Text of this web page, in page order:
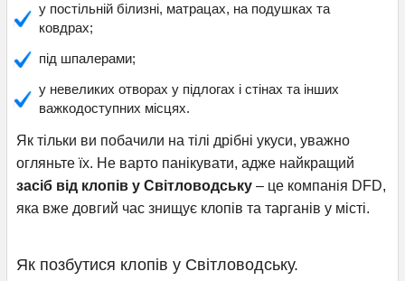
у постільній білизні, матрацах, на подушках та
ковдрах;
під шпалерами;
у невеликих отворах у підлогах і стінах та інших
важкодоступних місцях.
Як тільки ви побачили на тілі дрібні укуси, уважно
огляньте їх. Не варто панікувати, адже найкращий
засіб від клопів у Світловодську – це компанія DFD,
яка вже довгий час знищує клопів та тарганів у місті.
Як позбутися клопів у Світловодську.